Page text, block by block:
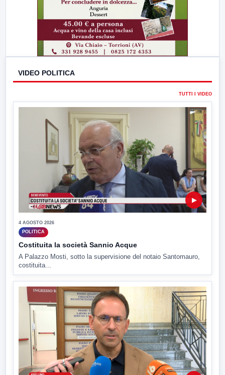
VIDEO POLITICA
TUTTI I VIDEO
▶
4 AGOSTO 2026
POLITICA
Costituita la società Sannio Acque
A Palazzo Mosti, sotto la supervisione del notaio Santomauro,
costituita...